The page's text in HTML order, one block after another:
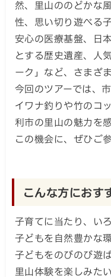
然、里山ののどかな
性、思い切り遊べる
安心の医療基盤、日
とする歴史遺産、人
ーク」など、さまざ
今回のツアーでは、
イワナ釣りや竹のコ
利市の里山の魅力を
この機会に、ぜひご
こんな方におす
子育てに当たり、い
子どもを自然豊かな
子どもをのびのび遊
里山体験を楽しみたい